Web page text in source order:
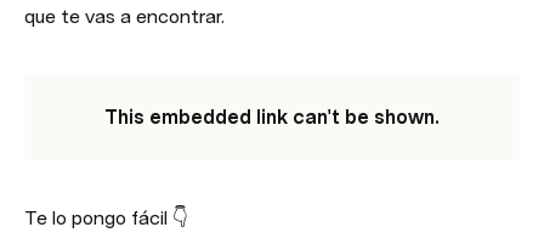
que te vas a encontrar.
This embedded link can't be shown.
Te lo pongo fácil 👇